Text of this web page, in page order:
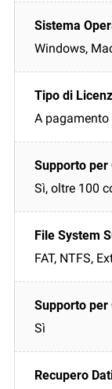
Windows,
A pagamento
Sì, oltre 100
FAT, NTFS,
Sì